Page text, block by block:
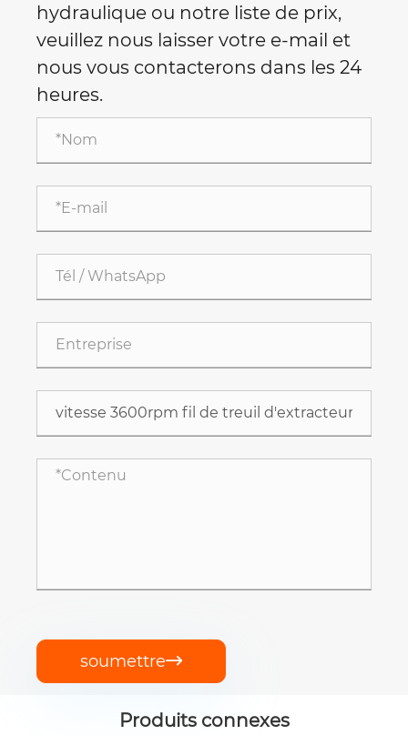
hydraulique ou notre liste de prix,
veuillez nous laisser votre e-mail et
nous vous contacterons dans les 24
heures.
soumettre
Produits connexes